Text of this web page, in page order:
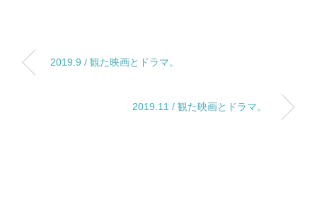
2019.9 / 観た映画とドラマ。
2019.11 / 観た映画とドラマ。